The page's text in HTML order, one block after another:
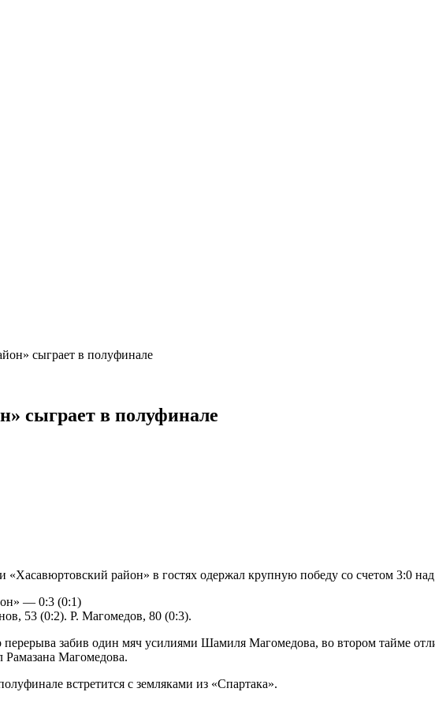
сыграет в полуфинале
сыграет в полуфинале
«Хасавюртовский район» в гостях одержал крупную победу со счетом 3:0
— 0:3 (0:1)
53 (0:2). Р. Магомедов, 80 (0:3).
забив один мяч усилиями Шамиля Магомедова, во втором тайме
Рамазана Магомедова.
встретится с земляками из «Спартака».